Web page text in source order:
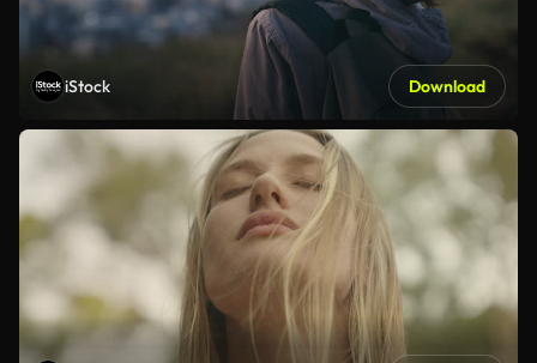
iStock Download